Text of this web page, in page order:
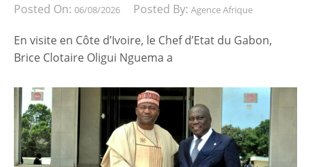
Posted On: 06/08/2026 Posted By: Agence Afrique
En visite en Côte d’Ivoire, le Chef d’Etat du Gabon,
Brice Clotaire Oligui Nguema a